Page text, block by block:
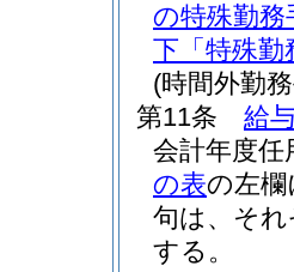
の特殊勤
下「特殊勤
(時間外勤
第11条
給
会計年度
の表の左
句は、そ
する。